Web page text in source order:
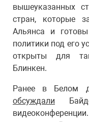
вышеуказанных
стран, которые
Альянса и
политики под его
открыты для
Блинкен.
Ранее в Белом
обсуждали